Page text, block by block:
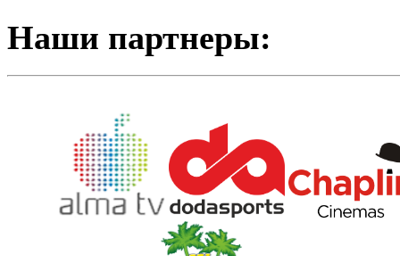
Наши партнеры: